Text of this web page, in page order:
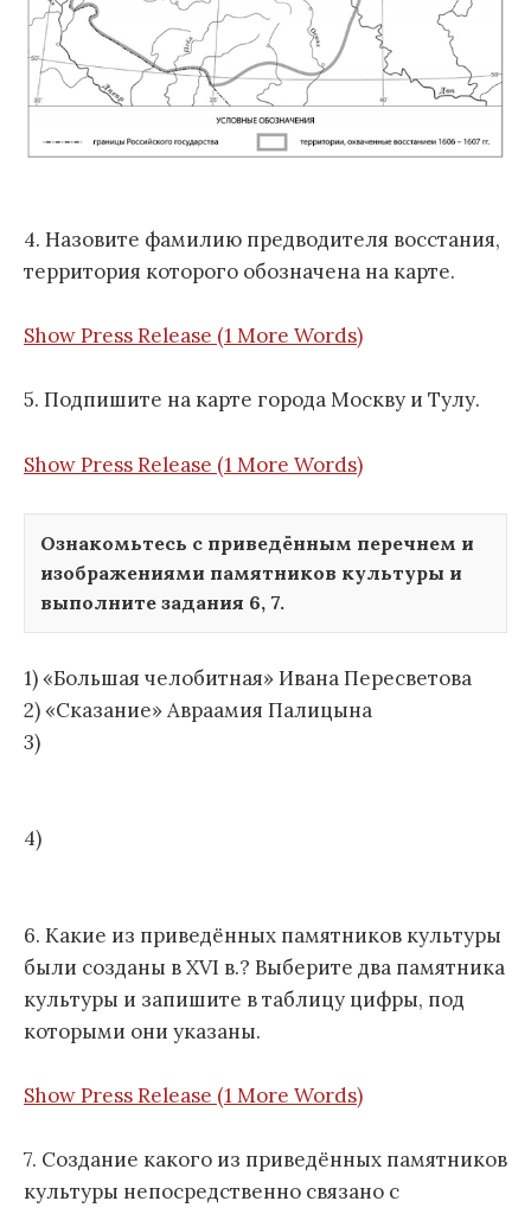
4. Назовите фамилию предводителя восстания,
территория которого обозначена на карте.
Show Press Release (1 More Words)
5. Подпишите на карте города Москву и Тулу.
Show Press Release (1 More Words)
Ознакомьтесь с приведённым перечнем и
изображениями памятников культуры и
выполните задания 6, 7.
1) «Большая челобитная» Ивана Пересветова
2) «Сказание» Авраамия Палицына
3)
4)
6. Какие из приведённых памятников культуры
были созданы в XVI в.? Выберите два памятника
культуры и запишите в таблицу цифры, под
которыми они указаны.
Show Press Release (1 More Words)
7. Создание какого из приведённых памятников
культуры непосредственно связано с